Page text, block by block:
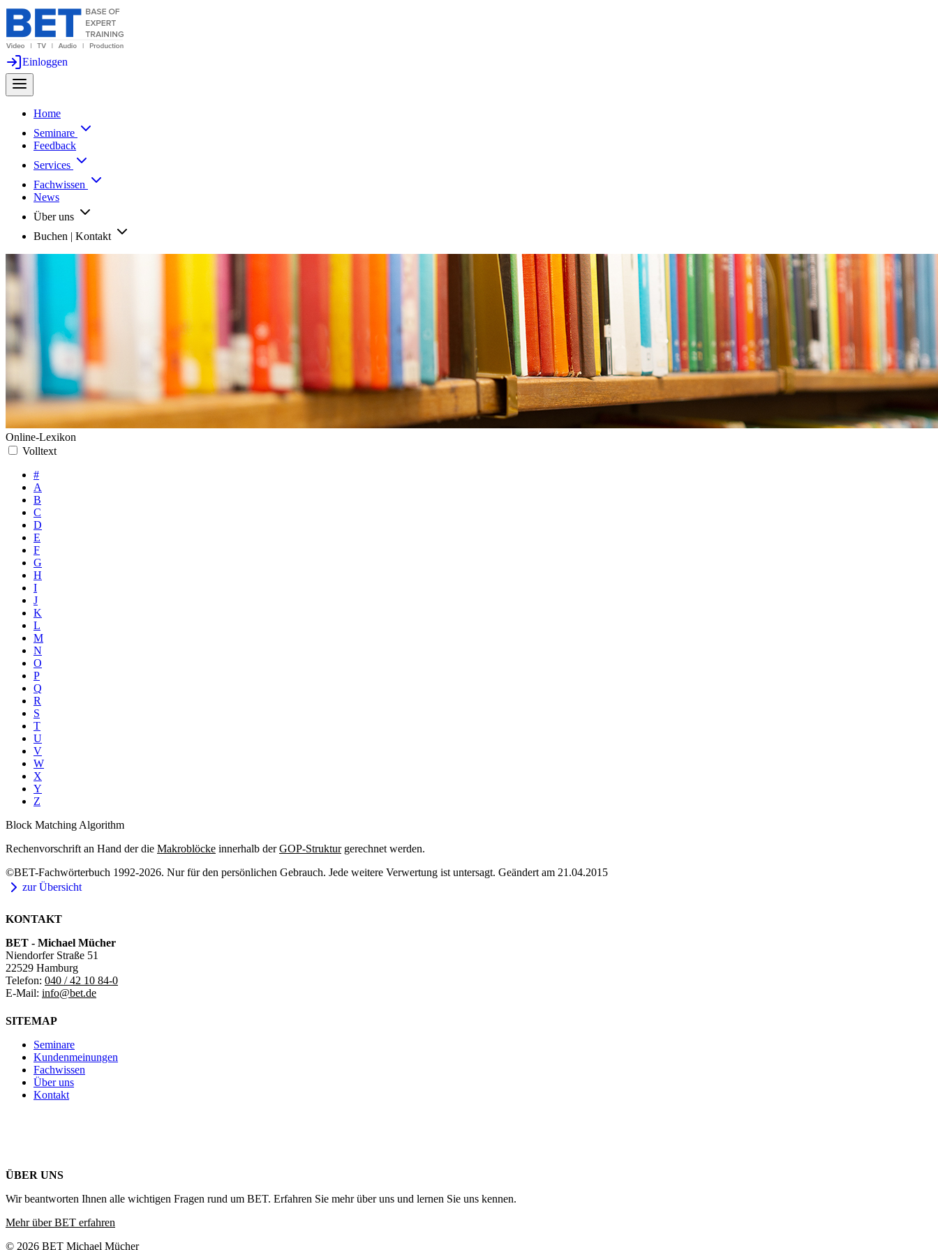
Einloggen
Home
Seminare
Feedback
Services
Fachwissen
News
Über uns
Buchen | Kontakt
Online-Lexikon
Volltext
#
A
B
C
D
E
F
G
H
I
J
K
L
M
N
O
P
Q
R
S
T
U
V
W
X
Y
Z
Block Matching Algorithm
Rechenvorschrift an Hand der die Makroblöcke innerhalb derGOP-Strukturgerechnet werden.
©BET-Fachwörterbuch 1992-2026. Nur für den persönlichen Gebrauch. Jede weitere Verwertung ist untersagt. Geändert am 21.04.2015
zur Übersicht
KONTAKT
BET - Michael Mücher
Niendorfer Straße 51
22529 Hamburg
Telefon: 040 / 42 10 84-0
E-Mail: info@bet.de
SITEMAP
Seminare
Kundenmeinungen
Fachwissen
Über uns
Kontakt
ÜBER UNS
Wir beantworten Ihnen alle wichtigen Fragen rund um BET. Erfahren Sie mehr über uns und lernen Sie uns kennen.
Mehr über BET erfahren
© 2026 BET Michael Mücher